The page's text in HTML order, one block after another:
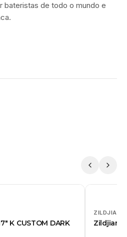
bateristas de todo o mundo e
K CUSTOM DARK
ZILDJIAN
Zildjian